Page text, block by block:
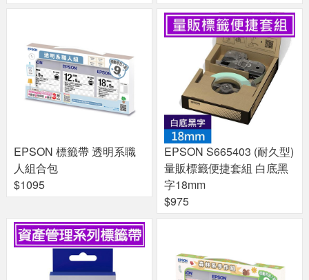
EPSON 標籤帶 透明系職
人組合包
$1095
EPSON S665403 (耐久型)
量販標籤便捷套組 白底黑
字18mm
$975